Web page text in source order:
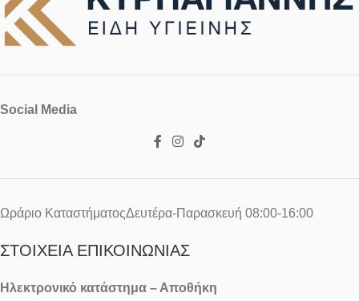
Social Media
Ωράριο ΚαταστήματοςΔευτέρα-Παρασκευή 08:00-16:00
ΣΤΟΙΧΕΊΑ ΕΠΙΚΟΙΝΩΝΊΑΣ
Ηλεκτρονικό κατάστημα – Αποθήκη